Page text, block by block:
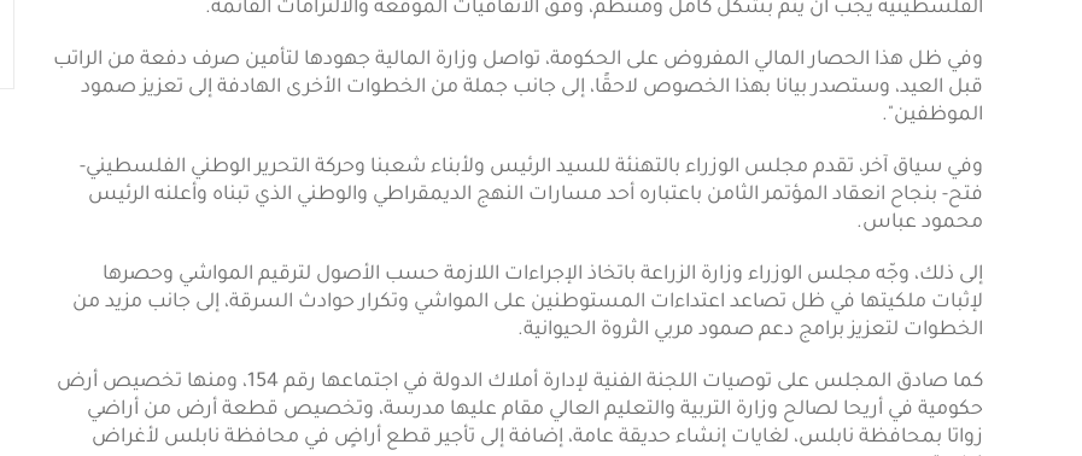
الفلسطينية يجب أن يتم بشكل كامل ومنتظم، وفق الاتفاقيات الموقعة والالتزامات القائمة.
وفي ظل هذا الحصار المالي المفروض على الحكومة، تواصل وزارة المالية جهودها لتأمين صرف دفعة من الراتب
قبل العيد، وستصدر بيانا بهذا الخصوص لاحقًا، إلى جانب جملة من الخطوات الأخرى الهادفة إلى تعزيز صمود
الموظفين".
وفي سياق آخر، تقدم مجلس الوزراء بالتهنئة للسيد الرئيس ولأبناء شعبنا وحركة التحرير الوطني الفلسطيني-
فتح- بنجاح انعقاد المؤتمر الثامن باعتباره أحد مسارات النهج الديمقراطي والوطني الذي تبناه وأعلنه الرئيس
محمود عباس.
إلى ذلك، وجّه مجلس الوزراء وزارة الزراعة باتخاذ الإجراءات اللازمة حسب الأصول لترقيم المواشي وحصرها
لإثبات ملكيتها في ظل تصاعد اعتداءات المستوطنين على المواشي وتكرار حوادث السرقة، إلى جانب مزيد من
الخطوات لتعزيز برامج دعم صمود مربي الثروة الحيوانية.
كما صادق المجلس على توصيات اللجنة الفنية لإدارة أملاك الدولة في اجتماعها رقم 154، ومنها تخصيص أرض
حكومية في أريحا لصالح وزارة التربية والتعليم العالي مقام عليها مدرسة، وتخصيص قطعة أرض من أراضي
زواتا بمحافظة نابلس، لغايات إنشاء حديقة عامة، إضافة إلى تأجير قطع أراضٍ في محافظة نابلس لأغراض